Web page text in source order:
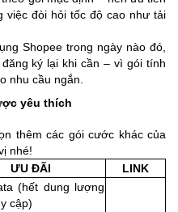
việc đòi hỏi tốc độ cao như tải
Shopee trong ngày nào đó,
ký lại khi cần – vì gói tính
nhu cầu ngắn.
yêu thích
thêm các gói cước khác của
nhé!
ƯU ĐÃI LINK
(hết dung lượng
cập)